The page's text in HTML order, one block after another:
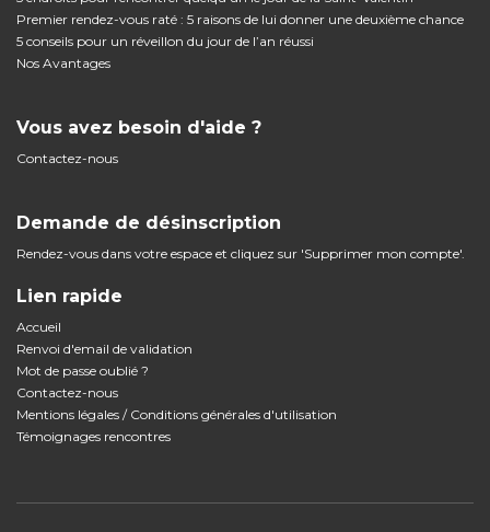
Premier rendez-vous raté : 5 raisons de lui donner une deuxième chance
5 conseils pour un réveillon du jour de l’an réussi
Nos Avantages
Vous avez besoin d'aide ?
Contactez-nous
Demande de désinscription
Rendez-vous dans votre espace et cliquez sur 'Supprimer mon compte'.
Lien rapide
Accueil
Renvoi d'email de validation
Mot de passe oublié ?
Contactez-nous
Mentions légales / Conditions générales d'utilisation
Témoignages rencontres